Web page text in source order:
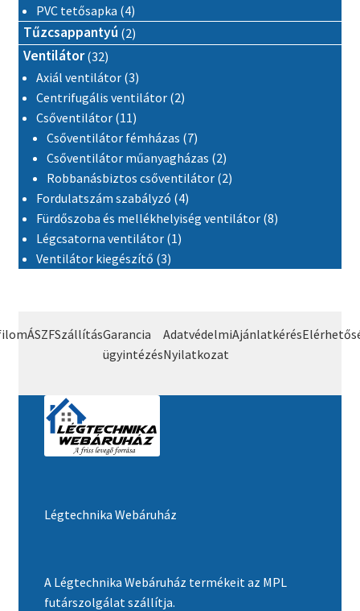
PVC tetősapka 44 termék
Tűzcsappantyú 22 termék
Ventilátor 3232 termék
Axiál ventilátor 33 termék
Centrifugális ventilátor 22 termék
Csőventilátor 1111 termék
Csőventilátor fémházas 77 termék
Csőventilátor műanyagházas 22 termék
Robbanásbiztos csőventilátor 22 termék
Fordulatszám szabályzó 44 termék
Fürdőszoba és mellékhelyiség ventilátor 88 termék
Légcsatorna ventilátor 11 termék
Ventilátor kiegészítő 33 termék
ÁSZFSzállításGarancia
ügyintézés
Adatvédelmi
Nyilatkozat
Ajánlatkérés
Légtechnika Webáruház
A Légtechnika Webáruház termékeit az MPL
futárszolgálat szállítja.